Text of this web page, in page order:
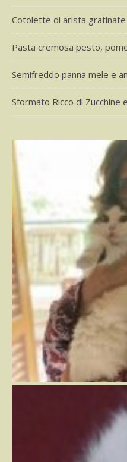
Cotolette di arista
Pasta cremosa pesto,
Semifreddo panna mele e
Sformato Ricco di Zucchine